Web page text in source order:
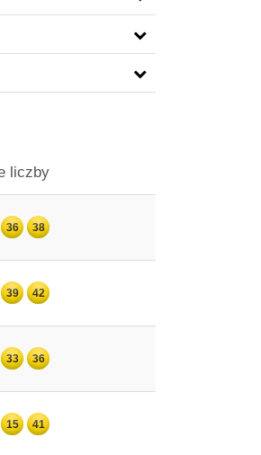
liczby
36 38
39 42
33 36
15 41